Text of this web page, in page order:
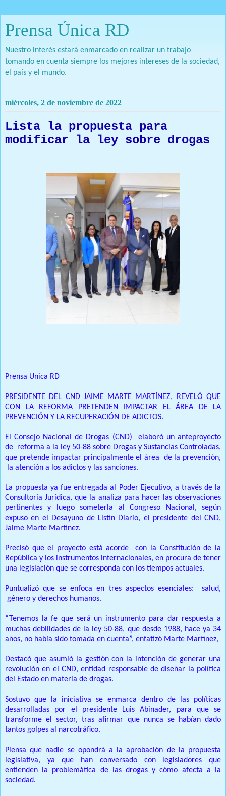
Prensa Única RD
Nuestro interés estará enmarcado en realizar un trabajo
tomando en cuenta siempre los mejores intereses de la sociedad,
el país y el mundo.
miércoles, 2 de noviembre de 2022
Lista la propuesta para
modificar la ley sobre drogas
Prensa Unica RD
PRESIDENTE DEL CND JAIME MARTE MARTÍNEZ, REVELÓ QUE
CON LA REFORMA PRETENDEN IMPACTAR EL ÁREA DE LA
PREVENCIÓN Y LA RECUPERACIÓN DE ADICTOS.
El Consejo Nacional de Drogas (CND) elaboró un anteproyecto
de reforma a la ley 50-88 sobre Drogas y Sustancias Controladas,
que pretende impactar principalmente el área de la prevención,
la atención a los adictos y las sanciones.
La propuesta ya fue entregada al Poder Ejecutivo, a través de la
Consultoría Jurídica, que la analiza para hacer las observaciones
pertinentes y luego someterla al Congreso Nacional, según
expuso en el Desayuno de Listín Diario, el presidente del CND,
Jaime Marte Martínez.
Precisó que el proyecto está acorde con la Constitución de la
República y los instrumentos internacionales, en procura de tener
una legislación que se corresponda con los tiempos actuales.
Puntualizó que se enfoca en tres aspectos esenciales: salud,
género y derechos humanos.
“Tenemos la fe que será un instrumento para dar respuesta a
muchas debilidades de la ley 50-88, que desde 1988, hace ya 34
años, no había sido tomada en cuenta”, enfatizó Marte Martínez,
Destacó que asumió la gestión con la intención de generar una
revolución en el CND, entidad responsable de diseñar la política
del Estado en materia de drogas.
Sostuvo que la iniciativa se enmarca dentro de las políticas
desarrolladas por el presidente Luis Abinader, para que se
transforme el sector, tras afirmar que nunca se habían dado
tantos golpes al narcotráfico.
Piensa que nadie se opondrá a la aprobación de la propuesta
legislativa, ya que han conversado con legisladores que
entienden la problemática de las drogas y cómo afecta a la
sociedad.